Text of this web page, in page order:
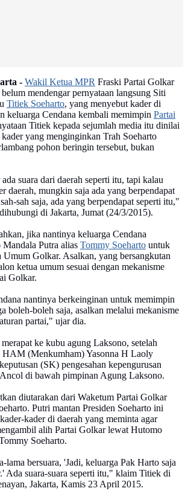
- Wakil Ketua MPR Fraski Partai Golkar
mendengar pernyataan langsung Siti
Titiek Soeharto, yang menyebut kader di
keluarga Cendana kembali memimpin Partai
Titiek kepada sejumlah media itu dinilai
yang menginginkan Trah Soeharto
pohon beringin‎ tersebut, bukan
suara dari daerah seperti itu, tapi kalau
daerah, mungkin saja ada yang berpendapat
sah saja, ada yang berpendapat seperti itu,"
di Jakarta, Jumat (24/3/2015).
jika nantinya keluarga Cendana
Putra alias Tommy Soeharto untuk
Umum Golkar. Asalkan, yang bersangkutan
ketua umum sesuai dengan mekanisme
Golkar.
nantinya berkeinginan untuk memimpin
boleh-boleh saja, asalkan melalui mekanisme
partai," ujar dia.
ke kubu agung Laksono, setelah
(Menkumham) Yasonna H Laoly
(SK) pengesahan kepengurusan
di bawah pimpinan Agung Laksono.
diutarakan dari Waketum Partai Golkar
Putri mantan Presiden Soeharto ini
kader di daerah yang meminta agar
alih Partai Golkar lewat Hutomo
Soeharto.
lama bersuara, 'Jadi, keluarga Pak Harto saja
Ada suara-suara seperti itu,"‎ klaim Titiek di
Jakarta, Kamis 23 April 2015.